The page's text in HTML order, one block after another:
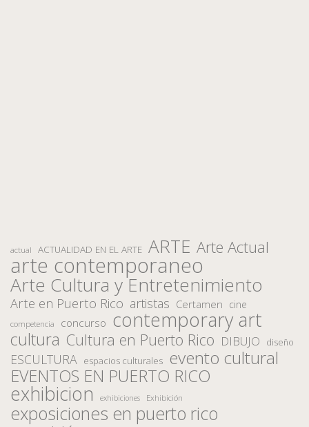
actual ACTUALIDAD EN EL ARTE ARTE Arte Actual
arte contemporaneo
Arte Cultura y Entretenimiento
Arte en Puerto Rico artistas Certamen cine
competencia concurso contemporary art
cultura Cultura en Puerto Rico DIBUJO diseño
ESCULTURA espacios culturales evento cultural
EVENTOS EN PUERTO RICO
exhibicion exhibiciones Exhibición
exposiciones en puerto rico